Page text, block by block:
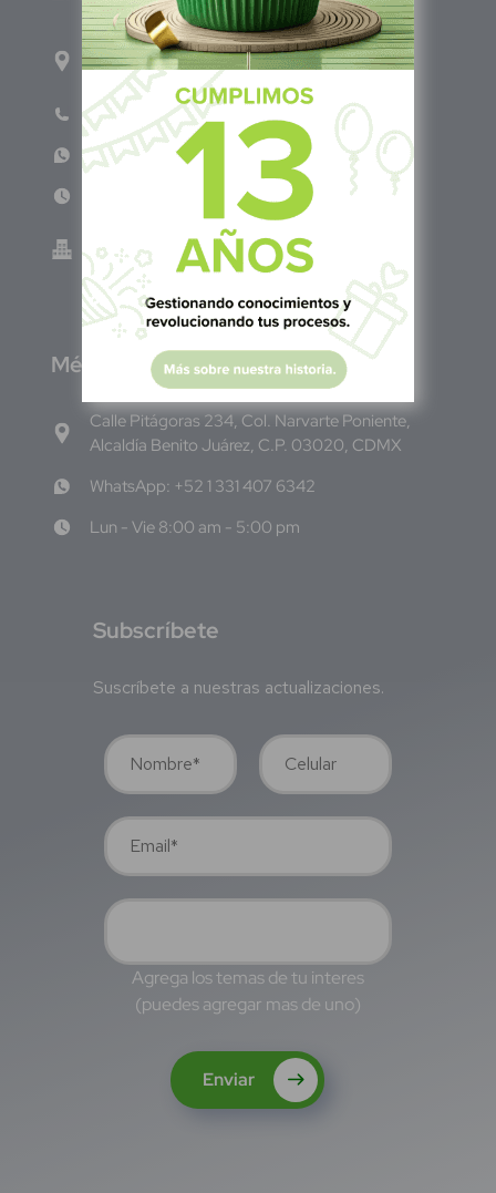
1ro Cll Pte, y 61 Av Nte, #3206, Local 9, San
Salvador Centro
Teléfono: +503 6986 1402
WhatsApp: +503 7687 3923
Lun - Vie 8:00am - 5:00pm
Green Know S.A de C.V - El Salvador 0614-
220118-102-0
México
Calle Pitágoras 234, Col. Narvarte Poniente,
Alcaldía Benito Juárez, C.P. 03020, CDMX
WhatsApp: +52 1 331 407 6342
Lun - Vie 8:00 am - 5:00 pm
Subscríbete
Suscríbete a nuestras actualizaciones.
Agrega los temas de tu interes
(puedes agregar mas de uno)
Enviar